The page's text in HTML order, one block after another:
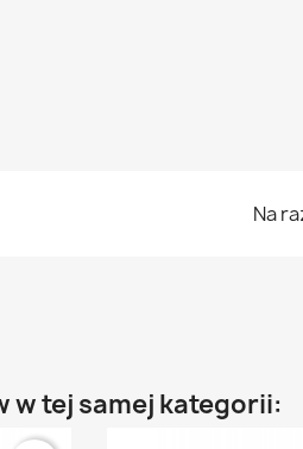
Na
w tej samej kategorii: